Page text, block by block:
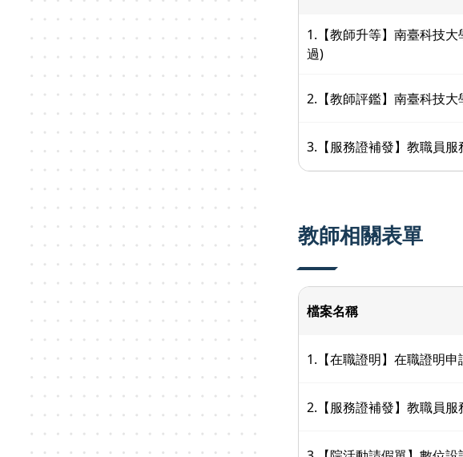
1.【教師升等】南臺科技
過)
2.【教師評鑑】南臺科技
3.【服務證補發】教職員
教師相關表單
檔案名稱
1.【在職證明】在職證明申
2.【服務證補發】教職員